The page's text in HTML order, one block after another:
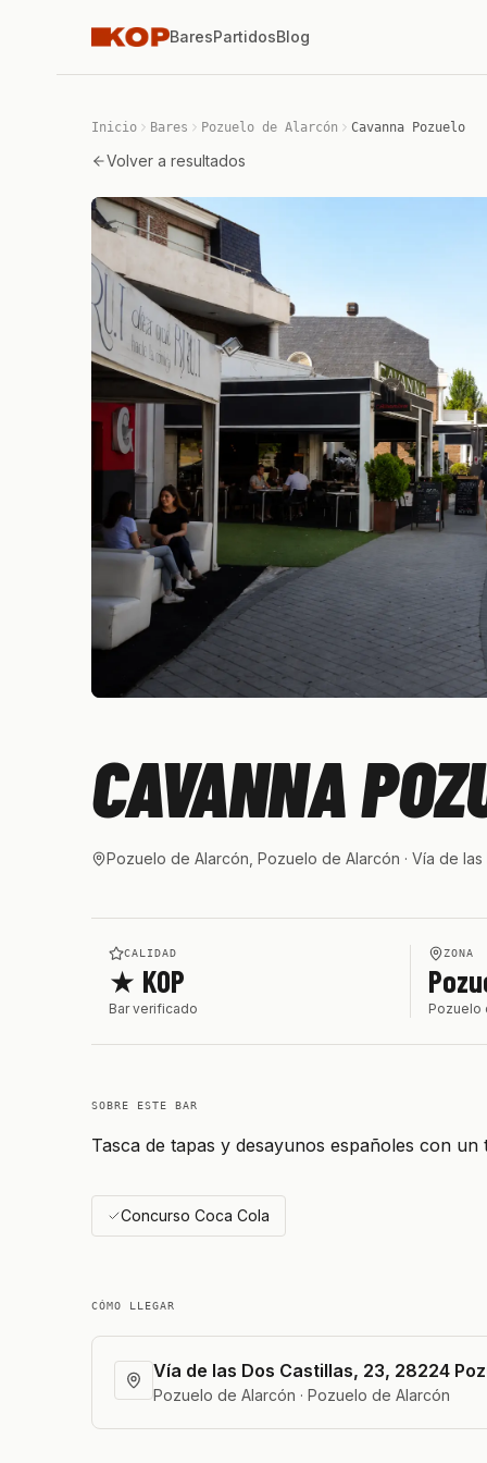
BaresPartidosBlog
Inicio Bares Pozuelo de Alarcón Cavanna Pozuelo
Volver a resultados
CAVANNA
Pozuelo de Alarcón, Pozuelo de Alarcón · Vía de
CALIDAD
★ KOP
Bar verificado
ZONA
Pozuelo
SOBRE ESTE BAR
Tasca de tapas y desayunos españoles con
Concurso Coca Cola
CÓMO LLEGAR
Vía de las Dos Castillas, 23, 28224
Pozuelo de Alarcón · Pozuelo de Alarcón